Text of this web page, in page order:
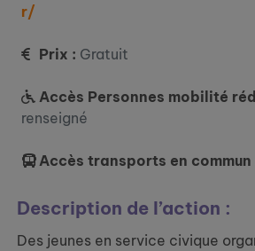
r/
Prix : Gratuit
Accès Personnes mobilité
renseigné
Accès transports en commun
Description de l’action :
Des jeunes en service civique